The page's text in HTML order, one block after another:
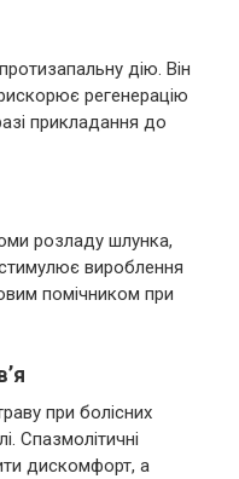
дію. Він
регенерацію
прикладання до
розладу шлунка,
вироблення
помічником при
при болісних
Спазмолітичні
дискомфорт, а